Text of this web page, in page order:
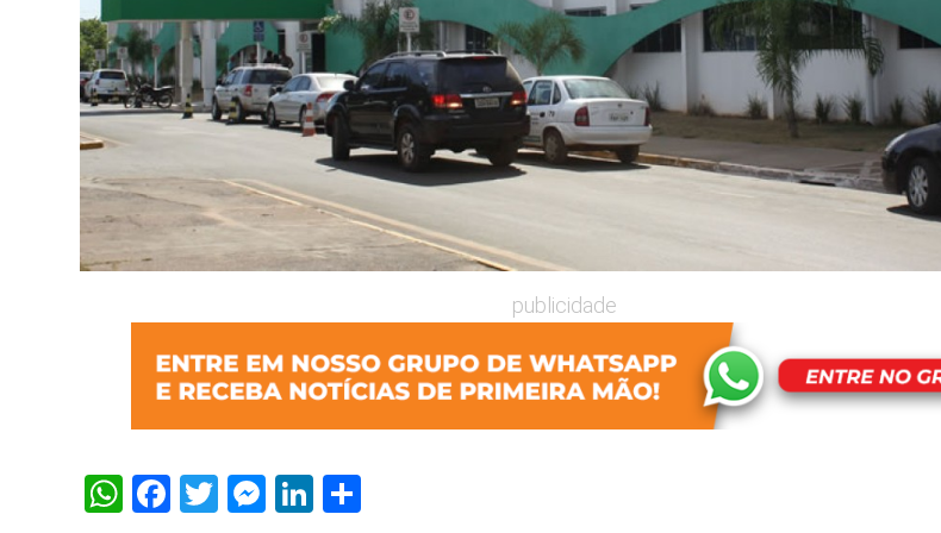
publicidade
WhatsApp
Facebook
Twitter
Messenger
LinkedIn